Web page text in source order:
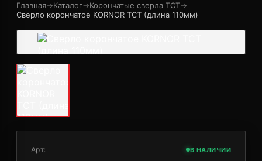
Главная→Каталог→Корончатые сверла TCT→
Сверло корончатое KORNOR TCT (длина 110мм)
Арт: В НАЛИЧИИ